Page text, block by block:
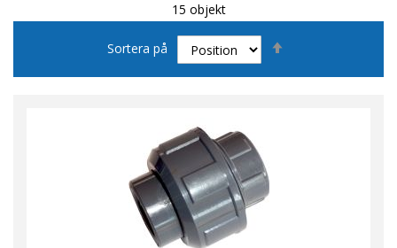
15 objekt
Sortera på